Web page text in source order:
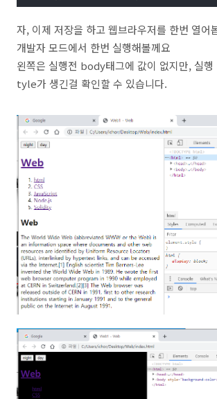
자, 이제 저장을 하고 웹브라우저를 한번 열어
개발자 모드에서 한번 실행해볼께요
왼쪽은 실행전 body태그에 값이 없지만, 실
tyle가 생긴걸 확인할 수 있습니다.